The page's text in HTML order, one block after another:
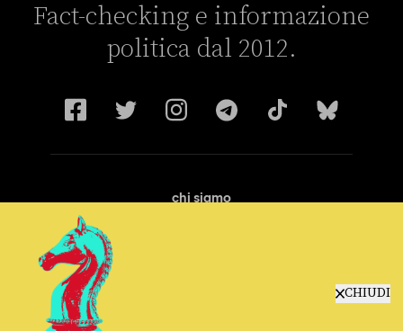
CHIUDI
Fact-checking e informazione
politica dal 2012.
chi siamo